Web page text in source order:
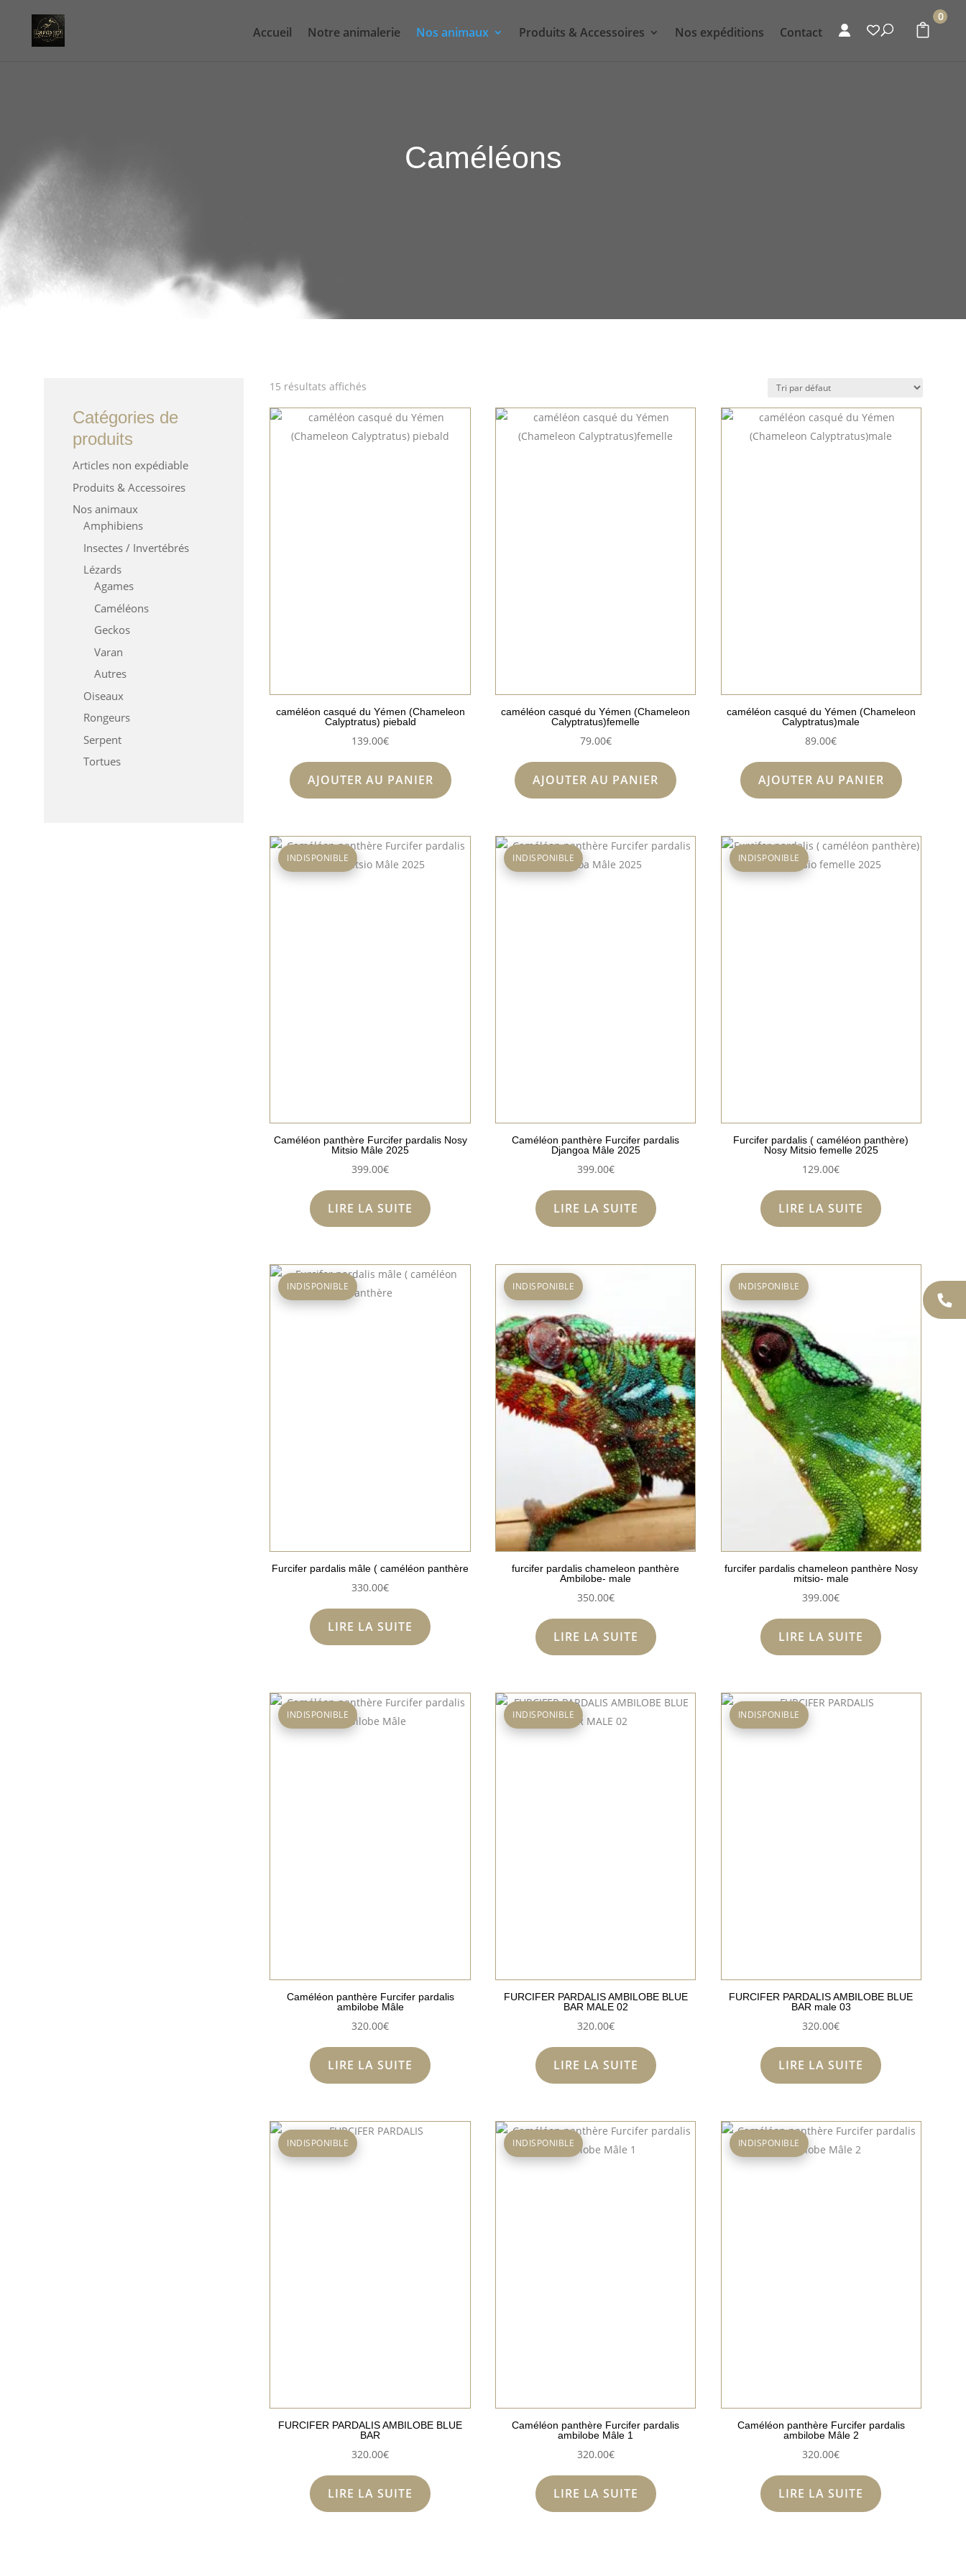
Accueil Notre animalerie Nos animaux Produits & Accessoires Nos expéditions Contact
0
Caméléons
Catégories de
produits
Articles non expédiable
Produits & Accessoires
Nos animaux
Amphibiens
Insectes / Invertébrés
Lézards
Agames
Caméléons
Geckos
Varan
Autres
Oiseaux
Rongeurs
Serpent
Tortues
15 résultats affichés
caméléon casqué du Yémen (Chameleon
Calyptratus) piebald
139.00€
AJOUTER AU PANIER
caméléon casqué du Yémen (Chameleon
Calyptratus)femelle
79.00€
AJOUTER AU PANIER
caméléon casqué du Yémen (Chameleon
Calyptratus)male
89.00€
AJOUTER AU PANIER
Caméléon panthère Furcifer pardalis Nosy
Mitsio Mâle 2025
399.00€
INDISPONIBLE
LIRE LA SUITE
Caméléon panthère Furcifer pardalis
Djangoa Mâle 2025
399.00€
INDISPONIBLE
LIRE LA SUITE
Furcifer pardalis ( caméléon panthère)
Nosy Mitsio femelle 2025
129.00€
INDISPONIBLE
LIRE LA SUITE
Furcifer pardalis mâle ( caméléon panthère
330.00€
INDISPONIBLE
LIRE LA SUITE
furcifer pardalis chameleon panthère
Ambilobe- male
350.00€
INDISPONIBLE
LIRE LA SUITE
furcifer pardalis chameleon panthère Nosy
mitsio- male
399.00€
INDISPONIBLE
LIRE LA SUITE
Caméléon panthère Furcifer pardalis
ambilobe Mâle
320.00€
INDISPONIBLE
LIRE LA SUITE
FURCIFER PARDALIS AMBILOBE BLUE
BAR MALE 02
320.00€
INDISPONIBLE
LIRE LA SUITE
FURCIFER PARDALIS AMBILOBE BLUE
BAR male 03
320.00€
INDISPONIBLE
LIRE LA SUITE
FURCIFER PARDALIS AMBILOBE BLUE
BAR
320.00€
INDISPONIBLE
LIRE LA SUITE
Caméléon panthère Furcifer pardalis
ambilobe Mâle 1
320.00€
INDISPONIBLE
LIRE LA SUITE
Caméléon panthère Furcifer pardalis
ambilobe Mâle 2
320.00€
INDISPONIBLE
LIRE LA SUITE